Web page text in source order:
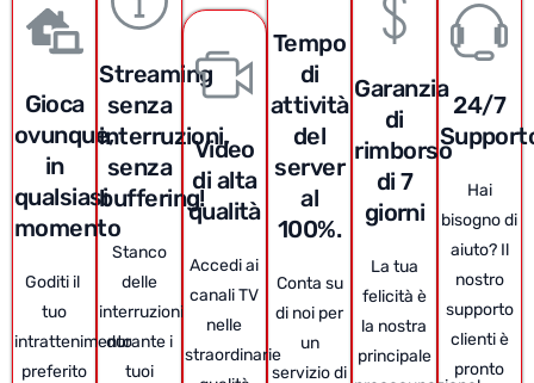
Gioca
ovunque,
in
qualsiasi
momento
Goditi il ​​
tuo
intrattenimento
preferito
Streaming
senza
interruzioni,
senza
buffering!
Stanco
delle
interruzioni
durante i
tuoi
Video
di alta
qualità
Accedi ai
canali TV
nelle
straordinarie
Tempo
di
attività
del
server
al
100%.
Conta su
di noi per
un
servizio di
Garanzia
di
rimborso
di 7
giorni
La tua
felicità è
la nostra
principale
24/7
Hai
bisogno di
aiuto? Il
nostro
supporto
clienti è
pronto